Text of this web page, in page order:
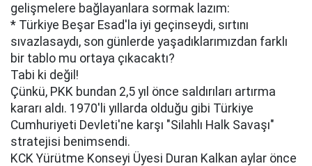
gelişmelere bağlayanlara sormak lazım:
* Türkiye Beşar Esad'la iyi geçinseydi, sırtını
sıvazlasaydı, son günlerde yaşadıklarımızdan farklı
bir tablo mu ortaya çıkacaktı?
Tabi ki değil!
Çünkü, PKK bundan 2,5 yıl önce saldırıları artırma
kararı aldı. 1970'li yıllarda olduğu gibi Türkiye
Cumhuriyeti Devleti'ne karşı "Silahlı Halk Savaşı"
stratejisi benimsendi.
KCK Yürütme Konseyi Üyesi Duran Kalkan aylar önce